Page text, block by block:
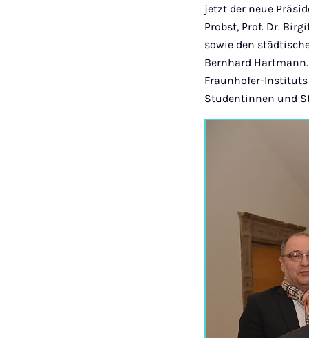
jetzt der neue
Probst, Prof. Dr.
sowie den
Bernhard
Fraunhofer-
Studentinnen und